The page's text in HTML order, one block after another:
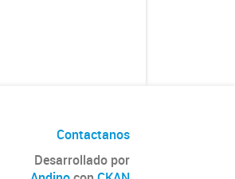
Contactanos
Desarrollado por